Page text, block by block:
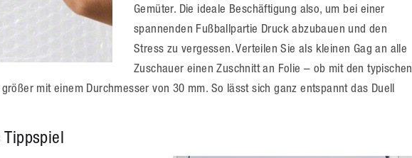
Gemüter. Die ideale Beschäftigung also, um bei einer
spannenden Fußballpartie Druck abzubauen und den
Stress zu vergessen. Verteilen Sie als kleinen Gag an alle
Zuschauer einen Zuschnitt an Folie – ob mit den typischen
mit einem Durchmesser von 30 mm. So lässt sich ganz entspannt das Duell